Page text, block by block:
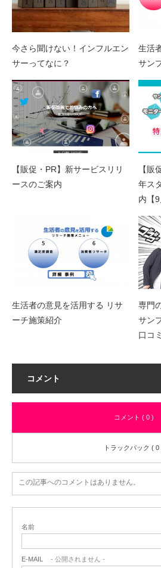
今さら聞けない！インフルエン
サーってなに？
生活
サン
【販促・PR】新サービスリリ
ースのご案内
【販
年ス
内【
生活者の意見を活用する リサ
ーチ施策紹介
専門
サン
口コ
コメント
コメント ( 0 )
トラックバック ( 0
この記事へのコメントはありません。
名前
E-MAIL - 公開されません -